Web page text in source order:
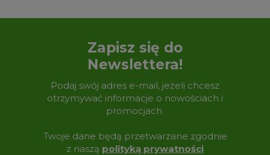
Zapisz się do
Newslettera!
Podaj swój adres e-mail, jeżeli chcesz
otrzymywać informacje o nowościach i
promocjach.
Twoje dane będą przetwarzane zgodnie
z naszą polityką prywatności